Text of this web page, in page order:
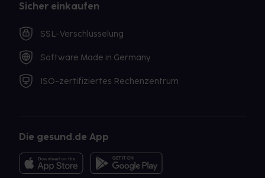
Sicher einkaufen
SSL-Verschlüsselung
Software Made in Germany
ISO-zertifiziertes Rechenzentrum
Die gesund.de App